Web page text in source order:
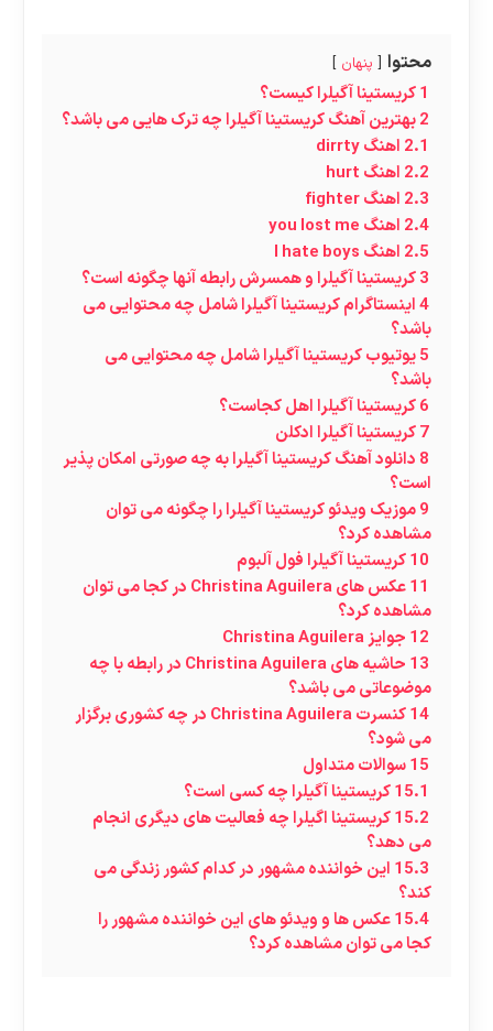
محتوا پنهان
1کریستینا آگیلرا کیست؟
2بهترین آهنگ کریستینا آگیلرا چه ترک هایی می باشد؟
2.1 اهنگ dirrty
2.2 اهنگ hurt
2.3 اهنگ fighter
2.4 اهنگ you lost me
2.5 اهنگ l hate boys
3کریستینا آگیلرا و همسرش رابطه آنها چگونه است؟
4اینستاگرام کریستینا آگیلرا شامل چه محتوایی می
باشد؟
5یوتیوب کریستینا آگیلرا شامل چه محتوایی می
باشد؟
6کریستینا آگیلرا اهل کجاست؟
7کریستینا آگیلرا ادکلن
8 دانلود آهنگ کریستینا آگیلرا به چه صورتی امکان پذیر
است؟
9موزیک ویدئو کریستینا آگیلرا را چگونه می توان
مشاهده کرد؟
10کریستینا آگیلرا فول آلبوم
11
عکس های Christina Aguilera در کجا می توان
مشاهده کرد؟
12 جوایز Christina Aguilera
13
حاشیه های Christina Aguilera در رابطه با چه
موضوعاتی می باشد؟
14
کنسرت Christina Aguilera در چه کشوری برگزار
می شود؟
15سوالات متداول
15.1کریستینا آگیلرا چه کسی است؟
15.2کریستینا اگیلرا چه فعالیت های دیگری انجام
می دهد؟
15.3 این خواننده مشهور در کدام کشور زندگی می
کند؟
15.4عکس ها و ویدئو های این خواننده مشهور را
کجا می توان مشاهده کرد؟